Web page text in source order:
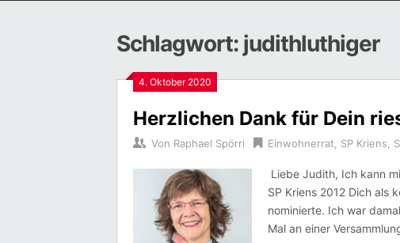
Schlagwort: judithluthiger
4. Oktober 2020
Herzlichen Dank für Dein
Von Raphael Spörri Einwohnerrat SP Kriens
Liebe Judith, Ich kann
SP Kriens 2012 Dich als
nominierte. Ich war
Mal an einer